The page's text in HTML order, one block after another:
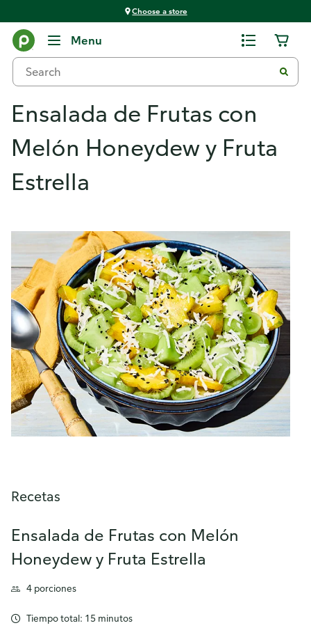
Choose a store
Menu
Ensalada de Frutas con
Melón Honeydew y Fruta
Estrella
Recetas
Ensalada de Frutas con Melón
Honeydew y Fruta Estrella
4 porciones
Tiempo total: 15 minutos